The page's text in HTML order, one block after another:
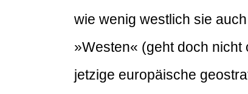
wie wenig westlich sie
»Westen« (geht doch
jetzige europäische